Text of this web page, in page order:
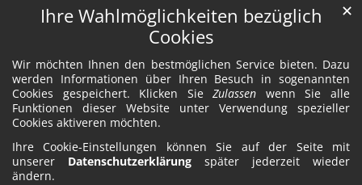
Ihre Wahlmöglichkeiten bezüglich
Cookies
Wir möchten Ihnen den bestmöglichen Service bieten. Dazu
werden Informationen über Ihren Besuch in sogenannten
Cookies gespeichert. Klicken SieZulassen wenn Sie alle
Funktionen dieser Website unter Verwendung spezieller
Cookies aktiveren möchten.
Ihre Cookie-Einstellungen können Sie auf der Seite mit
unserer Datenschutzerklärung später jederzeit wieder
ändern.
✕